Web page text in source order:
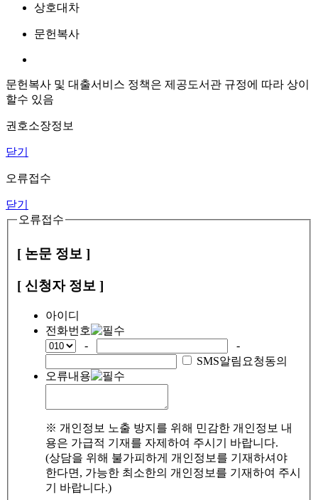
상호대차
문헌복사
문헌복사 및 대출서비스 정책은 제공도서관 규정에 따라 상이
할수 있음
권호소장정보
닫기
오류접수
닫기
오류접수
[ 논문 정보 ]
[ 신청자 정보 ]
아이디
전화번호
-
-
SMS알림요청동의
오류내용
※ 개인정보 노출 방지를 위해 민감한 개인정보 내
용은 가급적 기재를 자제하여 주시기 바랍니다.
(상담을 위해 불가피하게 개인정보를 기재하셔야
한다면, 가능한 최소한의 개인정보를 기재하여 주시
기 바랍니다.)